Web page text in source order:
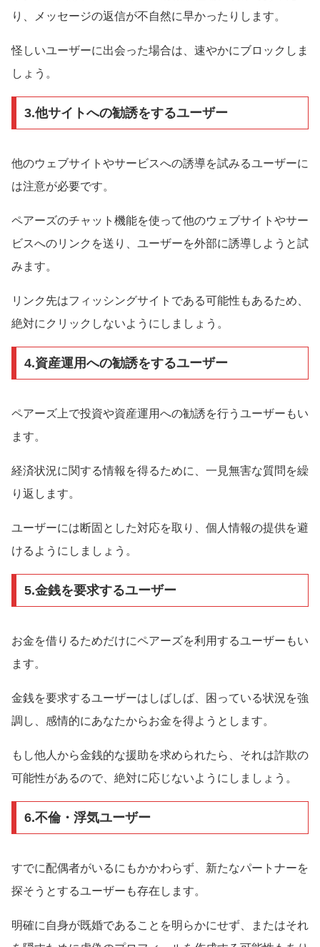
り、メッセージの返信が不自然に早かったりします。
怪しいユーザーに出会った場合は、速やかにブロックしま
しょう。
3.他サイトへの勧誘をするユーザー
他のウェブサイトやサービスへの誘導を試みるユーザーに
は注意が必要です。
ペアーズのチャット機能を使って他のウェブサイトやサー
ビスへのリンクを送り、ユーザーを外部に誘導しようと試
みます。
リンク先はフィッシングサイトである可能性もあるため、
絶対にクリックしないようにしましょう。
4.資産運用への勧誘をするユーザー
ペアーズ上で投資や資産運用への勧誘を行うユーザーもい
ます。
経済状況に関する情報を得るために、一見無害な質問を繰
り返します。
ユーザーには断固とした対応を取り、個人情報の提供を避
けるようにしましょう。
5.金銭を要求するユーザー
お金を借りるためだけにペアーズを利用するユーザーもい
ます。
金銭を要求するユーザーはしばしば、困っている状況を強
調し、感情的にあなたからお金を得ようとします。
もし他人から金銭的な援助を求められたら、それは詐欺の
可能性があるので、絶対に応じないようにしましょう。
6.不倫・浮気ユーザー
すでに配偶者がいるにもかかわらず、新たなパートナーを
探そうとするユーザーも存在します。
明確に自身が既婚であることを明らかにせず、またはそれ